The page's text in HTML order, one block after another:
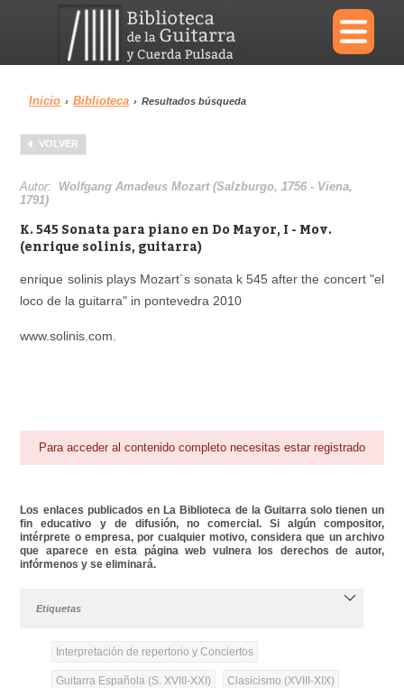
×
Menu
Biblioteca Diccionario
Área personal Reproductor
Inicio › Biblioteca › Resultados búsqueda
VOLVER
Autor: Wolfgang Amadeus Mozart (Salzburgo, 1756 - Viena,
1791)
K. 545 Sonata para piano en Do Mayor, I - Mov.
(enrique solinis, guitarra)
enrique solinis plays Mozart´s sonata k 545 after the concert "el
loco de la guitarra" in pontevedra 2010
www.solinis.com.
Para acceder al contenido completo necesitas estar registrado
Los enlaces publicados en La Biblioteca de la Guitarra solo tienen un
fin educativo y de difusión, no comercial. Si algún compositor,
intérprete o empresa, por cualquier motivo, considera que un archivo
que aparece en esta página web vulnera los derechos de autor,
infórmenos y se eliminará.
Etiquetas
Interpretación de repertorio y Conciertos
Guitarra Española (S. XVIII-XXI) Clasicismo (XVIII-XIX)